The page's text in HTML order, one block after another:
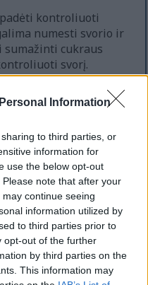
Information
to third parties, or
information for
use the below opt-out
note that after your
continue seeing
information utilized by
to third parties prior to
opt-out of the further
by third parties on the
This information may
kontroliuoti
numesti svorio ir
sumažinti cukraus
svorį.
skonis pagerėja. Be
medžiagų, tačiau
valgyti mažiau, bet
širdies
Tai skanus bet